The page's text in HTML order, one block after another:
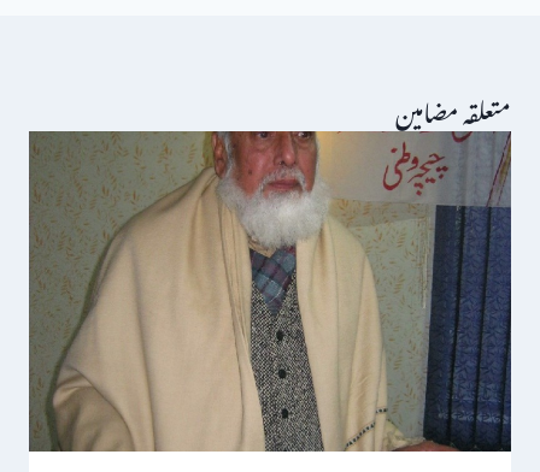
متعلقہ مضامین